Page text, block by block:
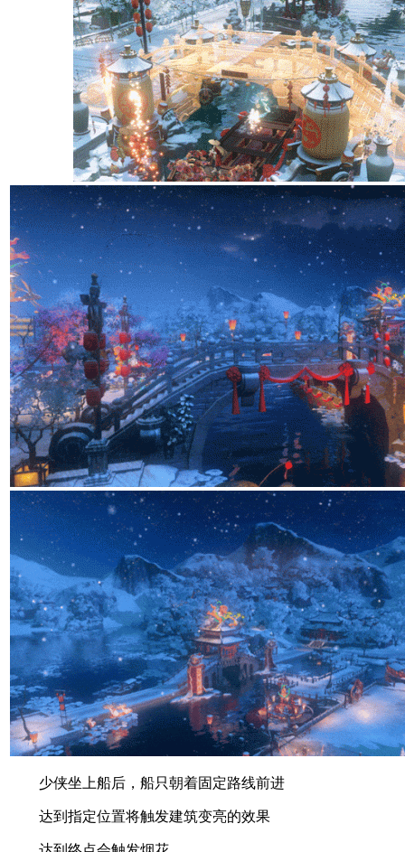
少侠坐上船后，船只朝着固定路线前进
达到指定位置将触发建筑变亮的效果